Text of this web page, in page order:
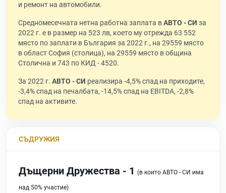
и ремонт на автомобили.
Средномесечната нетна работна заплата вАВТО - СИ за
2022 г. е в размер на 523 лв, което му отрежда 63 552
място по заплати в България за 2022 г., на 29559 място
в област София (столица), на 29559 място в община
Столична и 743 по КИД - 4520.
За 2022 г. АВТО - СИ реализира -4,5% спад на приходите,
-3,4% спад на печалбата, -14,5% спад на EBITDA, -2,8%
спад на активите.
СЪДРУЖИЯ
Дъщерни Дружества - 1 (в които АВТО - СИ има
над 50% участие)